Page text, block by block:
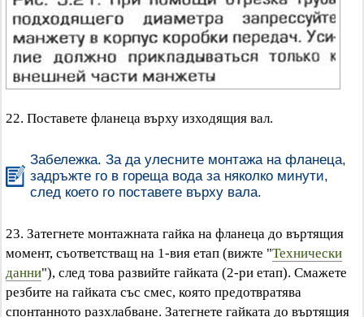
22. Поставете фланеца върху изходящия вал.
Забележка. За да улесните монтажа на фланеца,
задръжте го в гореща вода за няколко минути,
след което го поставете върху вала.
23. Затегнете монтажната гайка на фланеца до въртящия
момент, съответстващ на 1-вия етап (вижте "Технически
данни"), след това развийте гайката (2-ри етап). Смажете
резбите на гайката със смес, която предотвратява
спонтанното разхлабване. Затегнете гайката до въртящия